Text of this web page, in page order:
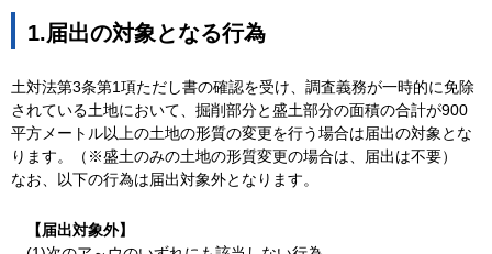
1.届出の対象となる行為
土対法第3条第1項ただし書の確認を受け、調査義務が一時的に免除
されている土地において、掘削部分と盛土部分の面積の合計が900
平方メートル以上の土地の形質の変更を行う場合は届出の対象とな
ります。（※盛土のみの土地の形質変更の場合は、届出は不要）
なお、以下の行為は届出対象外となります。
【届出対象外】